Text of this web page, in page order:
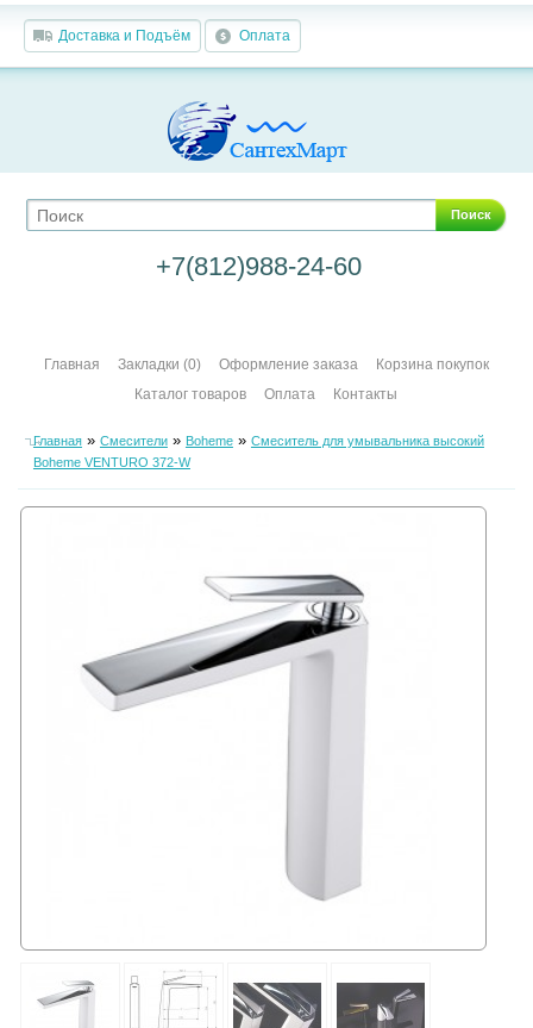
Доставка и Подъём Оплата
Поиск
+7(812)988-24-60
Главная Закладки (0) Оформление заказа
Корзина покупок
Каталог товаров
Оплата Контакты
Главная» Смесители» Boheme» Смеситель для умывальника высокий
Boheme VENTURO 372-W